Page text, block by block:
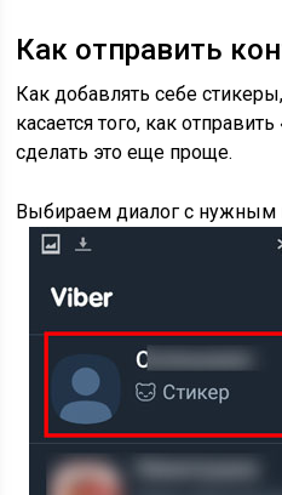
Как отправить
Как добавлять себе
касается того, как
сделать это еще проще.
Выбираем диалог с нужным